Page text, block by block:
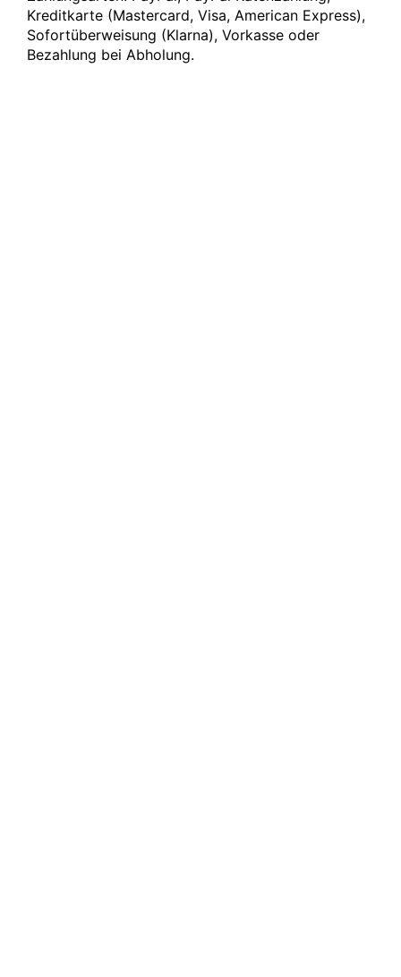
Kreditkarte (Mastercard, Visa, American Express),
Sofortüberweisung (Klarna), Vorkasse oder
Bezahlung bei Abholung.